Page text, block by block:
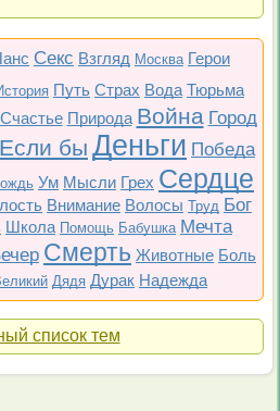
Секс Взгляд Москва Герои
Путь Страх Вода Тюрьма
Счастье Природа Война Город
Если бы Деньги Победа
Ум Мысли Грех Сердце
Внимание Волосы Труд Бог
Школа Помощь Бабушка Мечта
Смерть Животные Боль
Дядя Дурак Надежда
список тем